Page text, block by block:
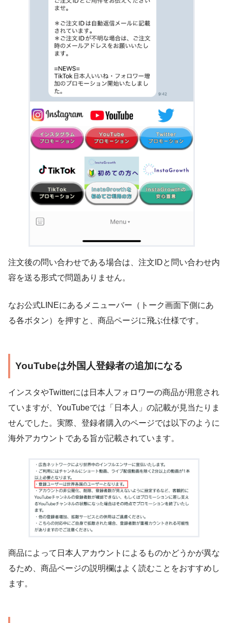
注文後の問い合わせである場合は、注文IDと問い合わせ内
容を送る形式で問題ありません。
なお公式LINEにあるメニューバー（トーク画面下側にあ
る各ボタン）を押すと、商品ページに飛ぶ仕様です。
YouTubeは外国人登録者の追加になる
インスタやTwitterには日本人フォロワーの商品が用意され
ていますが、YouTubeでは「日本人」の記載が見当たりま
せんでした。実際、登録者購入のページでは以下のように
海外アカウントである旨が記載されています。
商品によって日本人アカウントによるものかどうかが異な
るため、商品ページの説明欄はよく読むことをおすすめし
ます。